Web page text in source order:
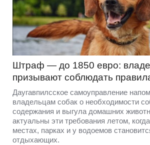
Штраф — до 1850 евро:
призывают соблюдать
Даугавпилсское самоуправление
владельцам собак о необходимости
содержания и выгула домашних
актуальны эти требования летом,
местах, парках и у водоемов
отдыхающих.